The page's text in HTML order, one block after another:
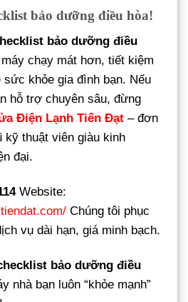
bảo dưỡng điều hòa!
bảo dưỡng điều
chạy mát hơn, tiết kiệm
sức khỏe gia đình bạn. Nếu
hỗ trợ chuyên sâu, đừng
Điện Lạnh Tiến Đạt – đơn
thuật viên giàu kinh
đại.
Website:
Chúng tôi phục
vụ dài hạn, giá minh bạch.
bảo dưỡng điều
nhà bạn luôn “khỏe mạnh”